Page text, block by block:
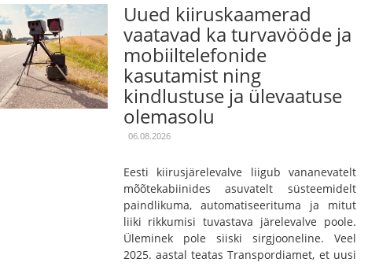
Uued kiiruskaamerad
vaatavad ka turvavööde ja
mobiiltelefonide
kasutamist ning
kindlustuse ja ülevaatuse
olemasolu
06.08.2026
Eesti kiirusjärelevalve liigub vananevatelt
mõõtekabiinides asuvatelt süsteemidelt
paindlikuma, automatiseerituma ja mitut
liiki rikkumisi tuvastava järelevalve poole.
Üleminek pole siiski sirgjooneline. Veel
2025. aastal teatas Transpordiamet, et uusi